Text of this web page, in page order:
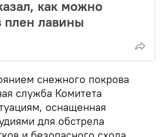
как можно
плен лавины
снежного покрова
служба Комитета
оснащенная
для обстрела